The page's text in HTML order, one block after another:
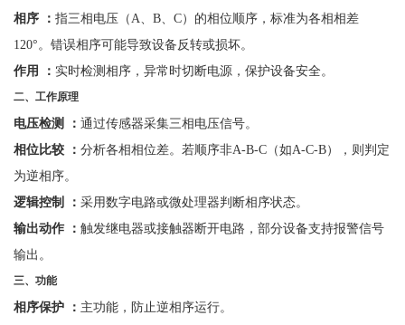
相序 ： 指三相电压（A、B、C）的相位顺序，标准为各相相差
120°。错误相序可能导致设备反转或损坏。
作用
： 实时检测相序，异常时切断电源，保护设备安全。
二、工作原理
电压检测 ： 通过传感器采集三相电压信号。
相位比较
： 分析各相相位差。若顺序非A-B-C（如A-C-B），则判定
为逆相序。
逻辑控制
： 采用数字电路或微处理器判断相序状态。
输出动作
： 触发继电器或接触器断开电路，部分设备支持报警信号
输出。
三、功能
相序保护 ： 主功能，防止逆相序运行。